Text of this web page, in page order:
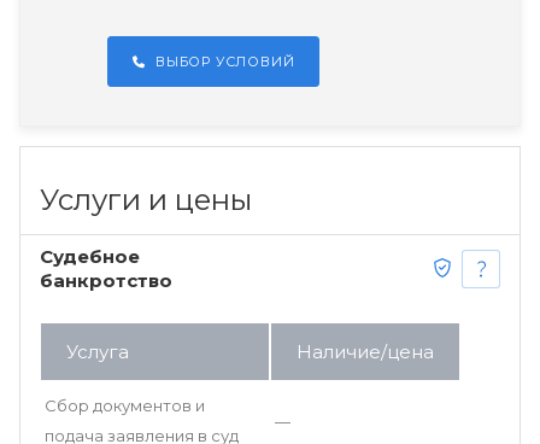
ВЫБОР УСЛОВИЙ
Услуги и цены
Судебное
банкротство
Услуга Наличие/цена
Сбор документов и
подача заявления в суд
—